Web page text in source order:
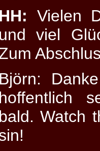
HH: Vielen
und viel
Björn:
hoffentlich
bald. Watch